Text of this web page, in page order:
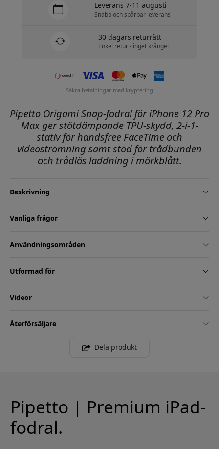
Leverans 7-11 augusti
Snabb och spårbar leverans
30 dagars returrätt
Enkel retur - inget krångel
Säkra betalningar med kryptering
Pipetto Origami Snap-fodral för iPhone 12 Pro
Max ger stötdämpande TPU-skydd, 2-i-1-
stativ för handsfree FaceTime och
videoströmning samt stöd för trådbunden
och trådlös laddning i mörkblått.
Beskrivning
Vanliga frågor
Användningsområden
Utformad för
Videor
Återförsäljare
Dela produkt
Pipetto | Premium iPad-
fodral.